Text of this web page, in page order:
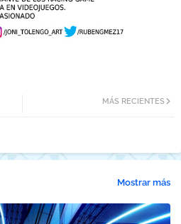
MÁS RECIENTES
Mostrar más